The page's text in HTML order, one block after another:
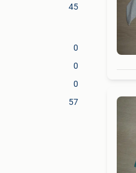
45
0
0
0
57